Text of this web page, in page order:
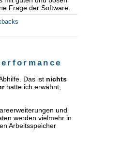
Frage der Software.
Das ist nichts
hatte ich erwähnt,
und
werden vielmehr in
Arbeitsspeicher